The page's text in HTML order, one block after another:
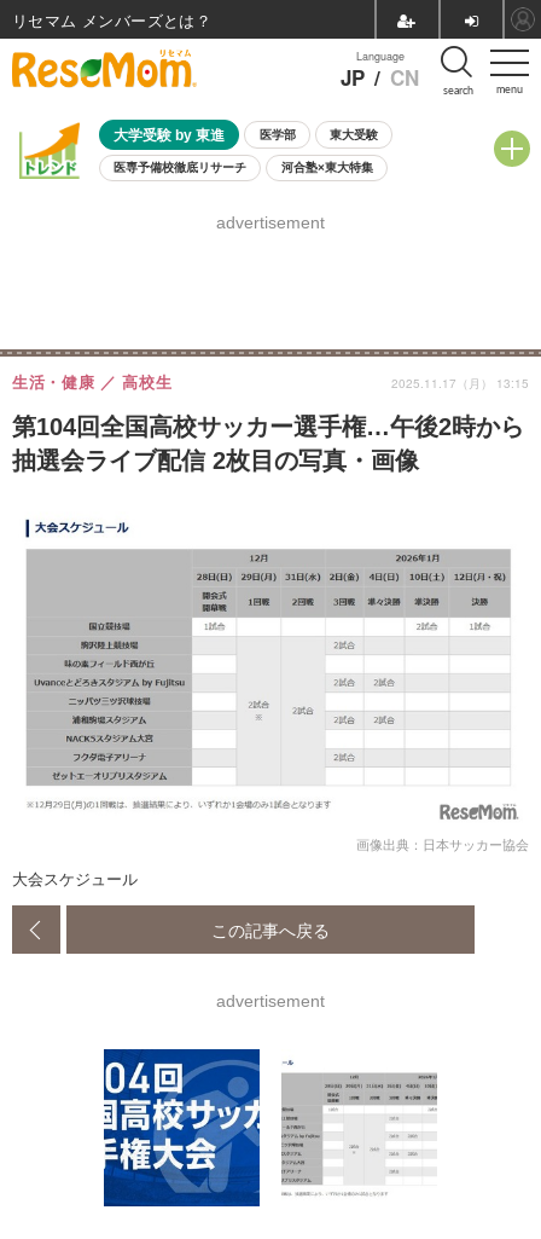
menu
Language
JP / CN search
大学受験 by 東進 医学部 東大受験
医専予備校徹底リサーチ 河合塾×東大特集
8月開催学校説明会・相談会
advertisement
第104回全国高校サッカー選手権…午後2時から
抽選会ライブ配信 2枚目の写真・画像
生活・健康 高校生 2025.11.17（月） 13:15
画像出典：日本サッカー協会
大会スケジュール
この記事へ戻る
advertisement
リセマム メンバーズ